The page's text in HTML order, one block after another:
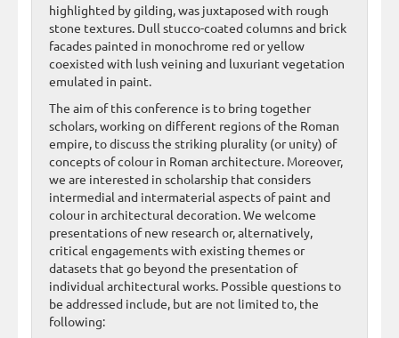
highlighted by gilding, was juxtaposed with rough
stone textures. Dull stucco-coated columns and brick
facades painted in monochrome red or yellow
coexisted with lush veining and luxuriant vegetation
emulated in paint.
The aim of this conference is to bring together
scholars, working on different regions of the Roman
empire, to discuss the striking plurality (or unity) of
concepts of colour in Roman architecture. Moreover,
we are interested in scholarship that considers
intermedial and intermaterial aspects of paint and
colour in architectural decoration. We welcome
presentations of new research or, alternatively,
critical engagements with existing themes or
datasets that go beyond the presentation of
individual architectural works. Possible questions to
be addressed include, but are not limited to, the
following: